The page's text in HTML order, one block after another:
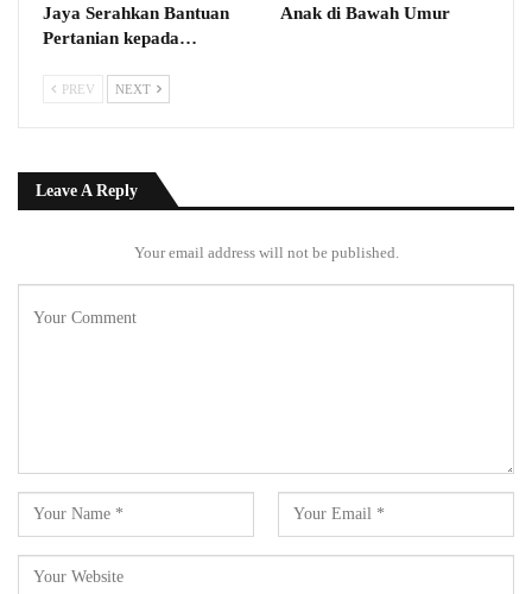
Jaya Serahkan Bantuan
Pertanian kepada…
Anak di Bawah Umur
PREV NEXT
Leave A Reply
Your email address will not be published.